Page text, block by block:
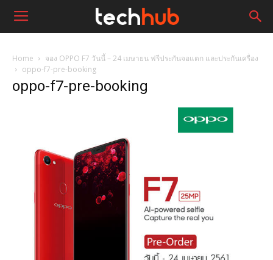
Home
จอง OPPO F7 วันนี้ – 24 เมษายน ฟรีประกันจอแตก และประกันเครื่อง
oppo-f7-pre-booking
oppo-f7-pre-booking